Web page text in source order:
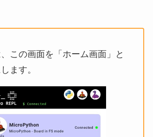
この画面を「ホーム画面」と
ます。